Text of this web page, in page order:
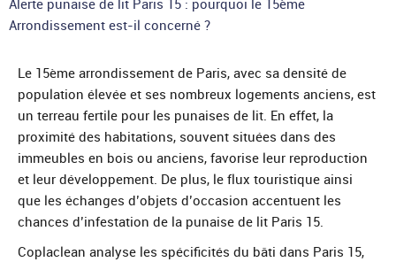
Alerte punaise de lit Paris 15 : pourquoi le 15ème
Arrondissement est-il concerné ?
Le 15ème arrondissement de Paris, avec sa densité de
population élevée et ses nombreux logements anciens, est
un terreau fertile pour les punaises de lit. En effet, la
proximité des habitations, souvent situées dans des
immeubles en bois ou anciens, favorise leur reproduction
et leur développement. De plus, le flux touristique ainsi
que les échanges d’objets d’occasion accentuent les
chances d’infestation de la punaise de lit Paris 15.
Coplaclean analyse les spécificités du bâti dans Paris 15,